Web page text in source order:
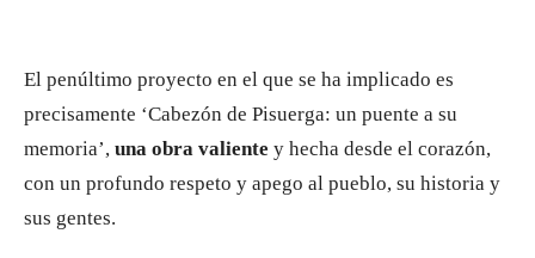
El penúltimo proyecto en el que se ha implicado es
precisamente ‘Cabezón de Pisuerga: un puente a su
memoria’, una obra valiente y hecha desde el corazón,
con un profundo respeto y apego al pueblo, su historia y
sus gentes.